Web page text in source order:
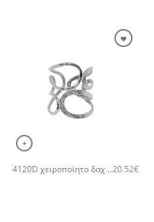
+
4120D χειροποίητο δαχτυλιδι metal with two different textures in drops shape Catherine bijoux Ασημί20.52€